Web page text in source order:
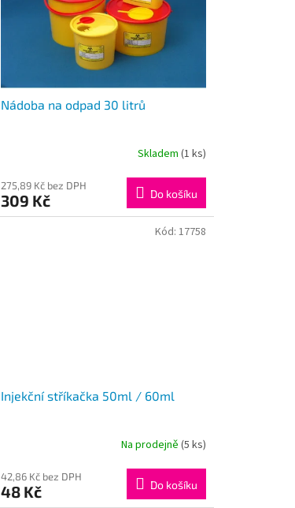
Nádoba na odpad 30 litrů
Skladem (1 ks)
275,89 Kč bez DPH
309 Kč Do košíku
Injekční stříkačka 50ml / 60ml
Na prodejně (5 ks)
42,86 Kč bez DPH
48 Kč Do košíku
Kód: 17758